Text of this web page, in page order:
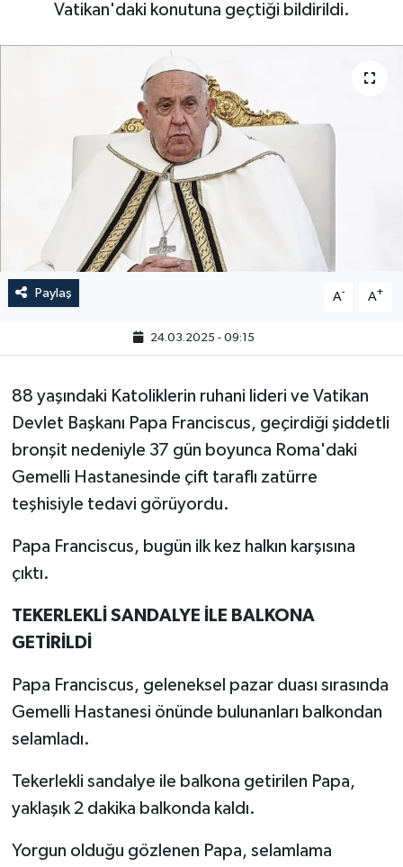
Vatikan'daki konutuna geçtiği bildirildi.
Paylaş A- A+
24.03.2025 - 09:15
88 yaşındaki Katoliklerin ruhani lideri ve Vatikan
Devlet Başkanı Papa Franciscus, geçirdiği şiddetli
bronşit nedeniyle 37 gün boyunca Roma'daki
Gemelli Hastanesinde çift taraflı zatürre
teşhisiyle tedavi görüyordu.
Papa Franciscus, bugün ilk kez halkın karşısına
çıktı.
TEKERLEKLİ SANDALYE İLE BALKONA
GETİRİLDİ
Papa Franciscus, geleneksel pazar duası sırasında
Gemelli Hastanesi önünde bulunanları balkondan
selamladı.
Tekerlekli sandalye ile balkona getirilen Papa,
yaklaşık 2 dakika balkonda kaldı.
Yorgun olduğu gözlenen Papa, selamlama